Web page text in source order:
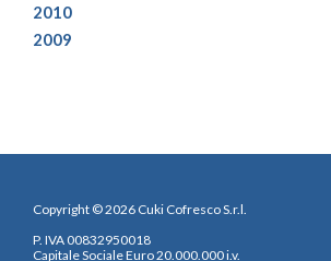
2010
2009
Copyright © 2026 Cuki Cofresco S.r.l.
P. IVA 00832950018
Capitale Sociale Euro 20.000.000 i.v.